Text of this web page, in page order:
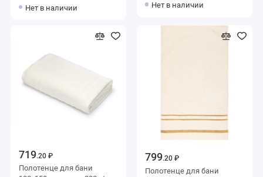
Baldric
Нет в наличии
мануфактура Cruise
Нет в наличии
719.20 ₽
Полотенце для бани
799.20 ₽
Полотенце для бани